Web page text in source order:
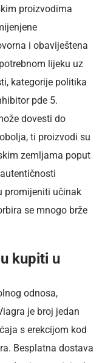
proizvodima
i obaviještena
lijeku uz
kategorije politika
pde 5.
dovesti do
ti proizvodi su
zemljama poput
promijeniti učinak
se mnogo brže
kupiti u
odnosa,
je broj jedan
s erekcijom kod
Besplatna dostava